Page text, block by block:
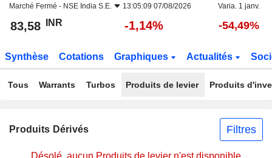
Marché Fermé - NSE India S.E. 13:05:09 07/08/2026 Varia. 1 janv.
83,58 INR -1,14% -54,49%
Synthèse Cotations Graphiques Actualités
Tous Warrants Turbos Produits de levier Produits
Produits Dérivés Filtres